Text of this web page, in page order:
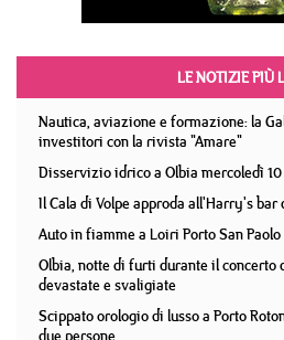
LE NOTIZIE PIÙ
Nautica, aviazione e formazione: la
investitori con la rivista "Amare"
Disservizio idrico a Olbia mercoledì
Il Cala di Volpe approda all'Harry's bar
Auto in fiamme a Loiri Porto San Paolo
Olbia, notte di furti durante il
devastate e svaligiate
Scippato orologio di lusso a Porto
due persone